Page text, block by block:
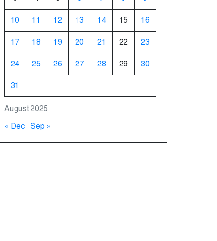
August 2025
10 11 12 13 14 15 16
17 18 19 20 21 22 23
24 25 26 27 28 29 30
31
« Dec Sep »